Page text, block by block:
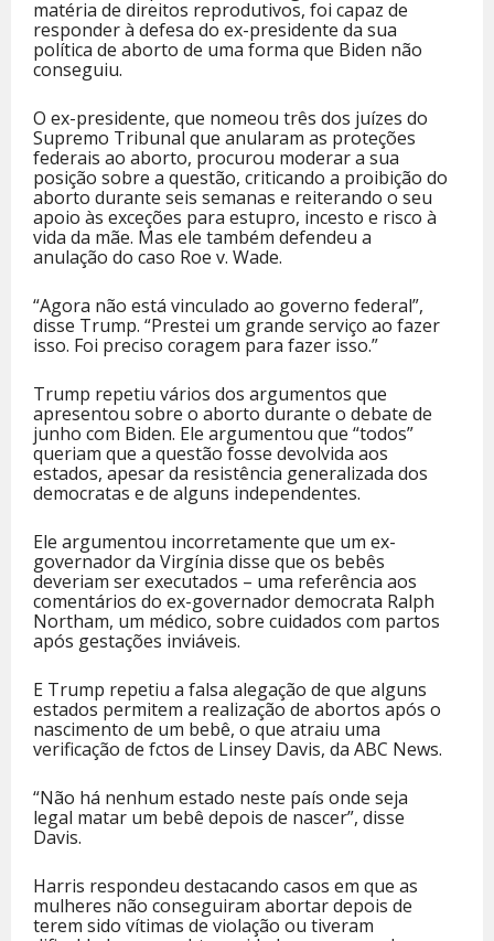
matéria de direitos reprodutivos, foi capaz de
responder à defesa do ex-presidente da sua
política de aborto de uma forma que Biden não
conseguiu.
O ex-presidente, que nomeou três dos juízes do
Supremo Tribunal que anularam as proteções
federais ao aborto, procurou moderar a sua
posição sobre a questão, criticando a proibição do
aborto durante seis semanas e reiterando o seu
apoio às exceções para estupro, incesto e risco à
vida da mãe. Mas ele também defendeu a
anulação do caso Roe v. Wade.
“Agora não está vinculado ao governo federal”,
disse Trump. “Prestei um grande serviço ao fazer
isso. Foi preciso coragem para fazer isso.”
Trump repetiu vários dos argumentos que
apresentou sobre o aborto durante o debate de
junho com Biden. Ele argumentou que “todos”
queriam que a questão fosse devolvida aos
estados, apesar da resistência generalizada dos
democratas e de alguns independentes.
Ele argumentou incorretamente que um ex-
governador da Virgínia disse que os bebês
deveriam ser executados – uma referência aos
comentários do ex-governador democrata Ralph
Northam, um médico, sobre cuidados com partos
após gestações inviáveis.
E Trump repetiu a falsa alegação de que alguns
estados permitem a realização de abortos após o
nascimento de um bebê, o que atraiu uma
verificação de fctos de Linsey Davis, da ABC News.
“Não há nenhum estado neste país onde seja
legal matar um bebê depois de nascer”, disse
Davis.
Harris respondeu destacando casos em que as
mulheres não conseguiram abortar depois de
terem sido vítimas de violação ou tiveram